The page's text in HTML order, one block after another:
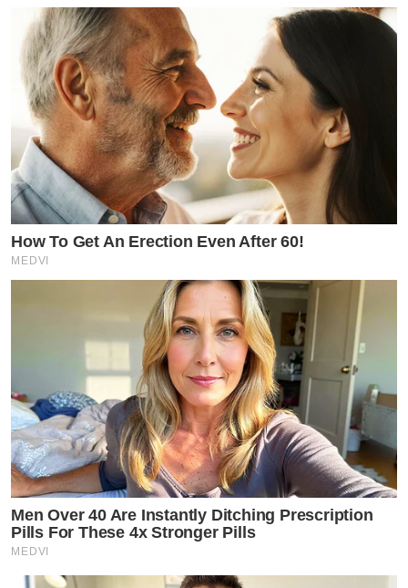
How To Get An Erection Even After 60!
MEDVI
Men Over 40 Are Instantly Ditching Prescription
Pills For These 4x Stronger Pills
MEDVI